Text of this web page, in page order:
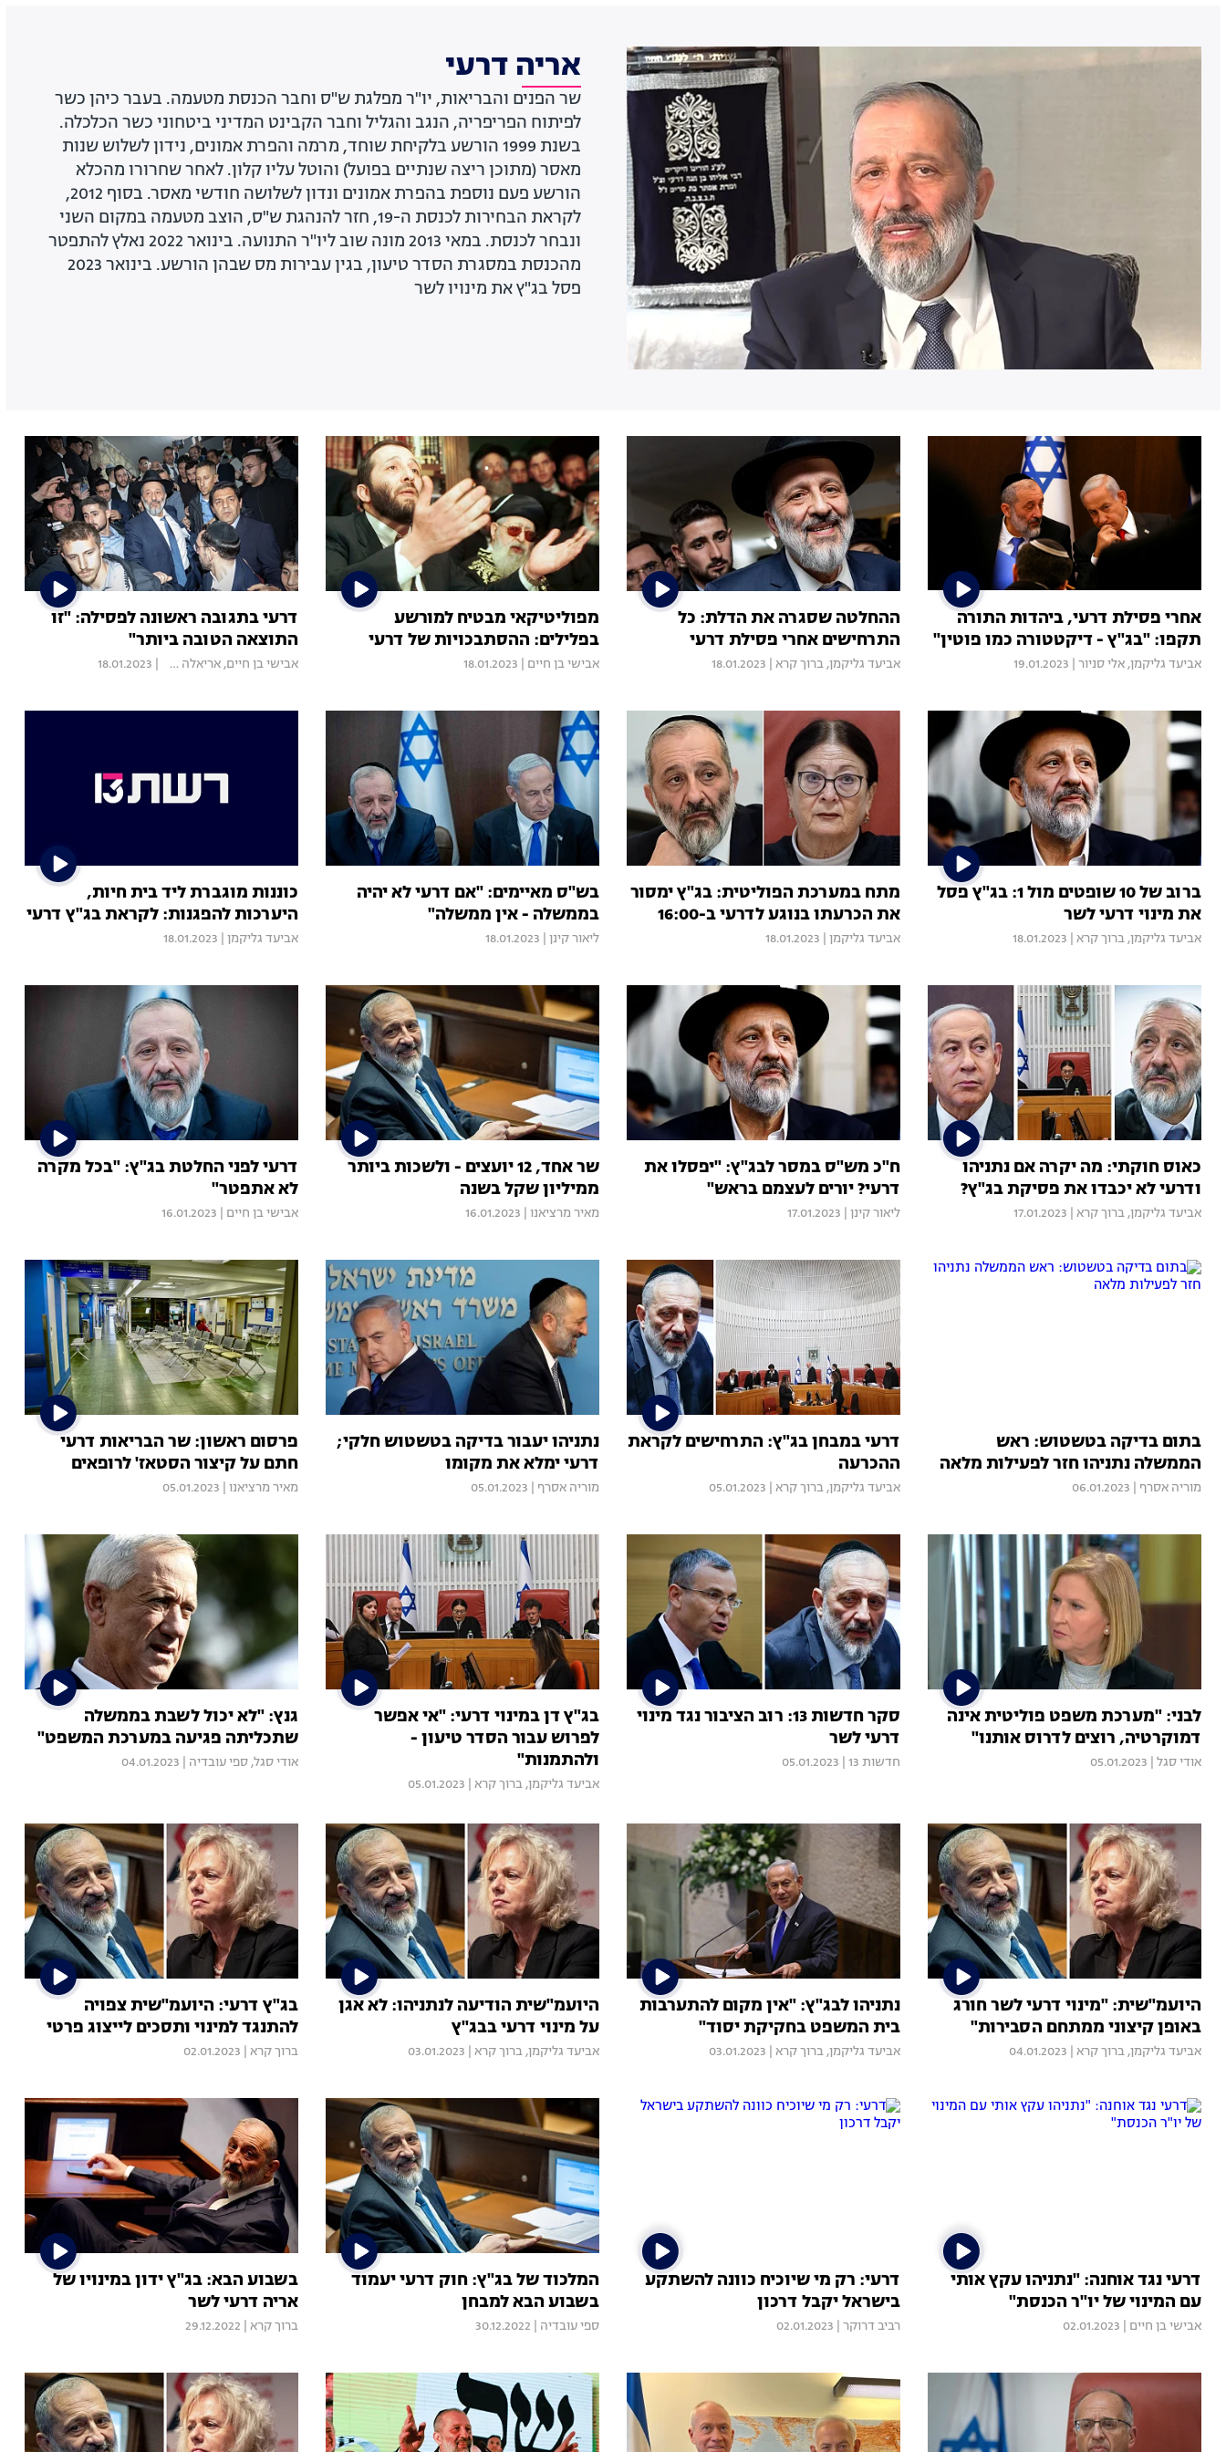
אריה דרעי
שר הפנים והבריאות, יו"ר מפלגת ש"ס וחבר הכנסת מטעמה. בעבר כיהן כשר
לפיתוח הפריפריה, הנגב והגליל וחבר הקבינט המדיני ביטחוני כשר הכלכלה.
בשנת 1999 הורשע בלקיחת שוחד, מרמה והפרת אמונים, נידון לשלוש שנות
מאסר (מתוכן ריצה שנתיים בפועל) והוטל עליו קלון. לאחר שחרורו מהכלא
הורשע פעם נוספת בהפרת אמונים ונדון לשלושה חודשי מאסר. בסוף 2012,
לקראת הבחירות לכנסת ה-19, חזר להנהגת ש"ס, הוצב מטעמה במקום השני
ונבחר לכנסת. במאי 2013 מונה שוב ליו"ר התנועה. בינואר 2022 נאלץ להתפטר
מהכנסת במסגרת הסדר טיעון, בגין עבירות מס שבהן הורשע. בינואר 2023
פסל בג"ץ את מינויו לשר
אחרי פסילת דרעי, ביהדות התורה
תקפו: "בג"ץ - דיקטטורה כמו פוטין"
אביעד גליקמן, אלי סניור 19.01.2023
ההחלטה שסגרה את הדלת: כל
התרחישים אחרי פסילת דרעי
אביעד גליקמן, ברוך קרא 18.01.2023
מפוליטיקאי מבטיח למורשע
בפלילים: ההסתבכויות של דרעי
אבישי בן חיים 18.01.2023
דרעי בתגובה ראשונה לפסילה: "זו
התוצאה הטובה ביותר"
אבישי בן חיים, אריאלה שטרנבך 18.01.2023
ברוב של 10 שופטים מול 1: בג"ץ פסל
את מינוי דרעי לשר
אביעד גליקמן, ברוך קרא 18.01.2023
מתח במערכת הפוליטית: בג"ץ ימסור
את הכרעתו בנוגע לדרעי ב-16:00
אביעד גליקמן 18.01.2023
בש"ס מאיימים: "אם דרעי לא יהיה
בממשלה - אין ממשלה"
ליאור קינן 18.01.2023
כוננות מוגברת ליד בית חיות,
היערכות להפגנות: לקראת בג"ץ דרעי
אביעד גליקמן 18.01.2023
כאוס חוקתי: מה יקרה אם נתניהו
ודרעי לא יכבדו את פסיקת בג"ץ?
אביעד גליקמן, ברוך קרא 17.01.2023
ח"כ מש"ס במסר לבג"ץ: "יפסלו את
דרעי? יורים לעצמם בראש"
ליאור קינן 17.01.2023
שר אחד, 12 יועצים - ולשכות ביותר
ממיליון שקל בשנה
מאיר מרציאנו 16.01.2023
דרעי לפני החלטת בג"ץ: "בכל מקרה
לא אתפטר"
אבישי בן חיים 16.01.2023
בתום בדיקה בטשטוש: ראש
הממשלה נתניהו חזר לפעילות מלאה
מוריה אסרף 06.01.2023
דרעי במבחן בג"ץ: התרחישים לקראת
ההכרעה
אביעד גליקמן, ברוך קרא 05.01.2023
נתניהו יעבור בדיקה בטשטוש חלקי;
דרעי ימלא את מקומו
מוריה אסרף 05.01.2023
פרסום ראשון: שר הבריאות דרעי
חתם על קיצור הסטאז' לרופאים
מאיר מרציאנו 05.01.2023
לבני: "מערכת משפט פוליטית אינה
דמוקרטיה, רוצים לדרוס אותנו"
אודי סגל 05.01.2023
סקר חדשות 13: רוב הציבור נגד מינוי
דרעי לשר
חדשות 13 05.01.2023
בג"ץ דן במינוי דרעי: "אי אפשר
לפרוש עבור הסדר טיעון -
ולהתמנות"
אביעד גליקמן, ברוך קרא 05.01.2023
גנץ: "לא יכול לשבת בממשלה
שתכליתה פגיעה במערכת המשפט"
אודי סגל, ספי עובדיה 04.01.2023
היועמ"שית: "מינוי דרעי לשר חורג
באופן קיצוני ממתחם הסבירות"
אביעד גליקמן, ברוך קרא 04.01.2023
נתניהו לבג"ץ: "אין מקום להתערבות
בית המשפט בחקיקת יסוד"
אביעד גליקמן, ברוך קרא 03.01.2023
היועמ"שית הודיעה לנתניהו: לא אגן
על מינוי דרעי בבג"ץ
אביעד גליקמן, ברוך קרא 03.01.2023
בג"ץ דרעי: היועמ"שית צפויה
להתנגד למינוי ותסכים לייצוג פרטי
ברוך קרא 02.01.2023
דרעי נגד אוחנה: "נתניהו עקץ אותי
עם המינוי של יו"ר הכנסת"
אבישי בן חיים 02.01.2023
דרעי: רק מי שיוכיח כוונה להשתקע
בישראל יקבל דרכון
רביב דרוקר 02.01.2023
המלכוד של בג"ץ: חוק דרעי יעמוד
בשבוע הבא למבחן
ספי עובדיה 30.12.2022
בשבוע הבא: בג"ץ ידון במינויו של
אריה דרעי לשר
ברוך קרא 29.12.2022